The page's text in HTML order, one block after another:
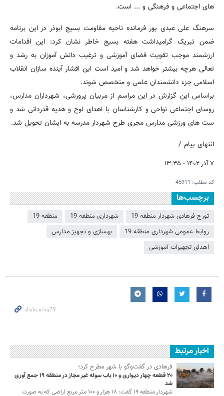
های اجتماعی و فرهنگی و ... است.
سرهنگ علی عبدی پور فرمانده ناحیه مقاومت بسیج ابوذر در این برنامه
ضمن تبریک گرامیداشت هفته بسیج خاطر نشان کرد: این اقدامات
ارزشمند موجب تقویت فضای آموزشی و ترغیب دانش آموزان به رشد و
تعالی هرچه بیشتر خواهد شد و امید است این اقشار آینده سازان انقلاب
اسلامی جزء دانشمندان علمی و متخصص شوند.
براساس این گزارش در این مراسم از مربیان پرورشی، شهرداران مدارس،
روسای اجتماعی نواحی و کارشناسان با اهدای لوح و هدیه قدردانی شد و
ست های ورزشی مدارس مجری طرح شهردار مدرسه به ایشان تحویل شد.
انتهای پیام /
۷ آذر ۱۴۰۲ - ۱۳:۳۵
کد مطلب: 45911
برچسب‌ها
تورج فرهادی شهردار منطقه 19 شهرداری منطقه 19
منطقه 19
روابط عمومی شهرداری منطقه 19
بهسازی و تجهیز مدارس
اهدای تجهیزات آموزشی
اخبار مرتبط
فرهادی در گفت‌وگو با شهر مطرح کرد؛
۲۰ قطعه چهار دیواری و ۱۰ باب سوله غیر مجاز در منطقه ۱۹ جمع آوری
شد
شهردار منطقه ۱۹ گفت: ۱۸ هزار و ۱۰۰ متر مربع اراضی که به صورت